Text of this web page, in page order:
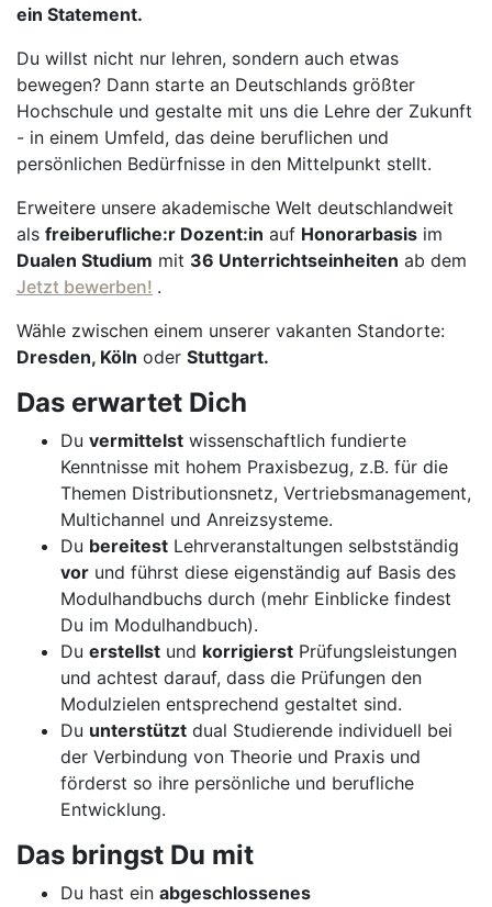
ein Statement.
Du willst nicht nur lehren, sondern auch etwas
bewegen? Dann starte an Deutschlands größter
Hochschule und gestalte mit uns die Lehre der Zukunft
- in einem Umfeld, das deine beruflichen und
persönlichen Bedürfnisse in den Mittelpunkt stellt.
Erweitere unsere akademische Welt deutschlandweit
als freiberufliche:r Dozent:in auf Honorarbasis im
Dualen Studium mit 36 Unterrichtseinheiten ab dem
Jetzt bewerben! .
Wähle zwischen einem unserer vakanten Standorte:
Dresden, Köln oder Stuttgart.
Das erwartet Dich
Du vermittelst wissenschaftlich fundierte
Kenntnisse mit hohem Praxisbezug, z.B. für die
Themen Distributionsnetz, Vertriebsmanagement,
Multichannel und Anreizsysteme.
Du bereitest Lehrveranstaltungen selbstständig
vor und führst diese eigenständig auf Basis des
Modulhandbuchs durch (mehr Einblicke findest
Du im Modulhandbuch).
Du erstellst und korrigierst Prüfungsleistungen
und achtest darauf, dass die Prüfungen den
Modulzielen entsprechend gestaltet sind.
Du unterstützt dual Studierende individuell bei
der Verbindung von Theorie und Praxis und
förderst so ihre persönliche und berufliche
Entwicklung.
Das bringst Du mit
Du hast ein abgeschlossenes